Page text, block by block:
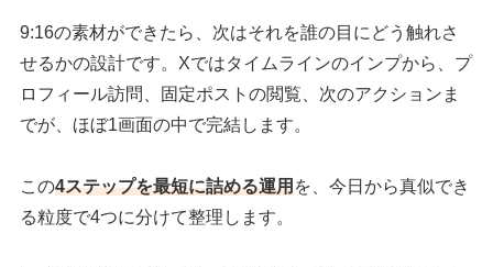
9:16の素材ができたら、次はそれを誰の目にどう触れさ
せるかの設計です。Xではタイムラインのインプから、プ
ロフィール訪問、固定ポストの閲覧、次のアクションま
でが、ほぼ1画面の中で完結します。
この4ステップを最短に詰める運用を、今日から真似でき
る粒度で4つに分けて整理します。